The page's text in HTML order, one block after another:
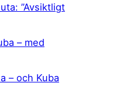
”Avsiktligt
– med
– och Kuba